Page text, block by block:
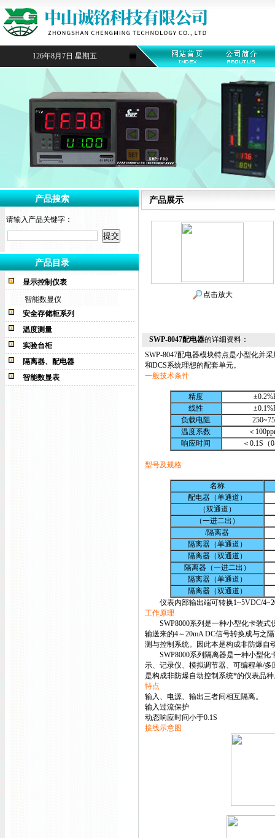
126年8月7日 星期五
产品搜索
请输入产品关键字：
产品目录
显示控制仪表
智能数显仪
安全存储柜系列
温度测量
实验台柜
隔离器、配电器
智能数显表
产品展示
点击放大
SWP-8047配电器的详细资料：
SWP-8047配电器模块特点是小型化并
和DCS系统理想的配套单元。
一般技术条件
精度
线性
负载电阻
温度系数
＜
响应时间
＜0.1S（
型号及规格
名称
配电器（单通道）
（双通道）
（一进二出）
/隔离器
隔离器（单通道）
隔离器（双通道）
隔离器（一进二出）
隔离器（单通道）
隔离器（双通道）
仪表内部输出端可转换1~5VDC/
工作原理
SWP8000系列是一种小型化卡装式
输送来的4～20mA DC信号转换成与之
测与控制系统。因此本是构成非防爆自
SWP8000系列隔离器是一种小型化
示、记录仪、模拟调节器、可编程单/
是构成非防爆自动控制系统*的仪表品
特点
输入、电源、输出三者间相互隔离。
输入过流保护
动态响应时间小于0.1S
接线示意图